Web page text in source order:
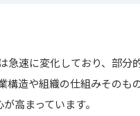
急速に変化しており、部
構造や組織の仕組みその
高まっています。